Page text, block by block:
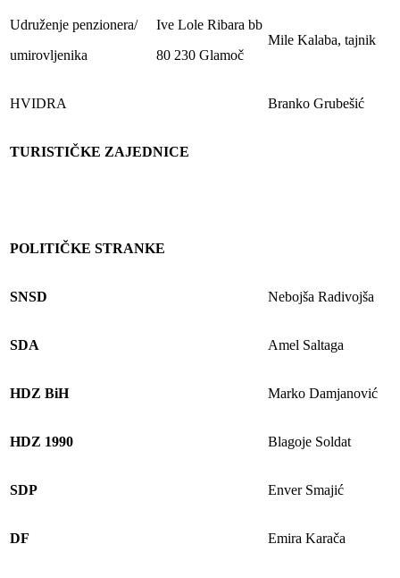
Udruženje penzionera/
umirovljenika
Ive Lole Ribara bb
80 230 Glamoč
Mile Kalaba, tajnik
HVIDRA Branko Grubešić
TURISTIČKE ZAJEDNICE
POLITIČKE STRANKE
SNSD Nebojša Radivojša
SDA Amel Saltaga
HDZ BiH Marko Damjanović
HDZ 1990 Blagoje Soldat
SDP Enver Smajić
DF Emira Karača